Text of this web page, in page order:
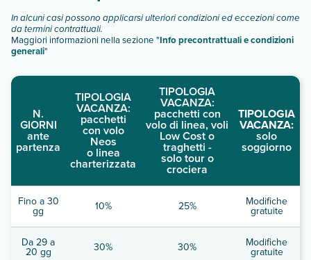
In alcuni casi possono applicarsi ulteriori condizioni ed eccezioni come
da termini contrattuali.
Maggiori informazioni nella sezione "Info precontrattuali e condizioni
generali"
N.
GIORNI
ante
partenza
TIPOLOGIA
VACANZA:
pacchetti
con volo
Neos
o linea
charterizzata
TIPOLOGIA
VACANZA:
pacchetti con
volo di linea, voli
Low Cost o
traghetti -
solo tour o
crociera
TIPOLOGIA
VACANZA:
solo
soggiorno
Fino a 30
gg 10% 25% Modifiche
gratuite
Da 29 a
20 gg 30% 30% Modifiche
gratuite